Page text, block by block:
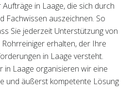
in Laage, die sich durch
Fachwissen auszeichnen. So
Sie jederzeit Unterstützung von
erhalten, der Ihre
in Laage versteht.
in Laage organisieren wir eine
und äußerst kompetente Lösung